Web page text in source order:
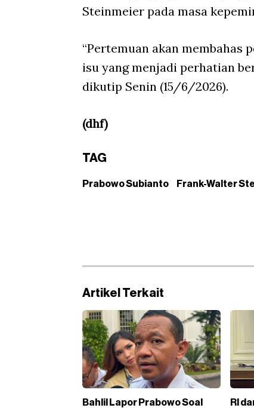
Steinmeier pada masa
“Pertemuan akan membahas
isu yang menjadi perhatian
dikutip Senin (15/6/2026).
(dhf)
TAG
Prabowo Subianto Frank-Walter
Artikel Terkait
Bahlil Lapor Prabowo Soal RI